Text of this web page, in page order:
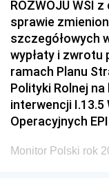
ROZWOJU WSI
sprawie
szczegółowych
wypłaty i zwrotu
ramach Planu
Polityki Rolnej
interwencji I.13.5
Operacyjnych EPI
Monitor Polski rok